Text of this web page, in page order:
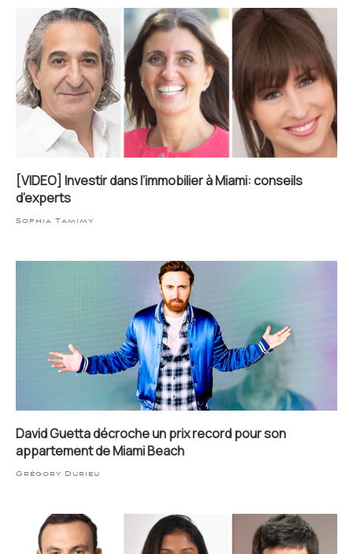
[VIDEO] Investir dans l’immobilier à Miami: conseils
d’experts
Sophia Tamimy
David Guetta décroche un prix record pour son
appartement de Miami Beach
Grégory Durieu